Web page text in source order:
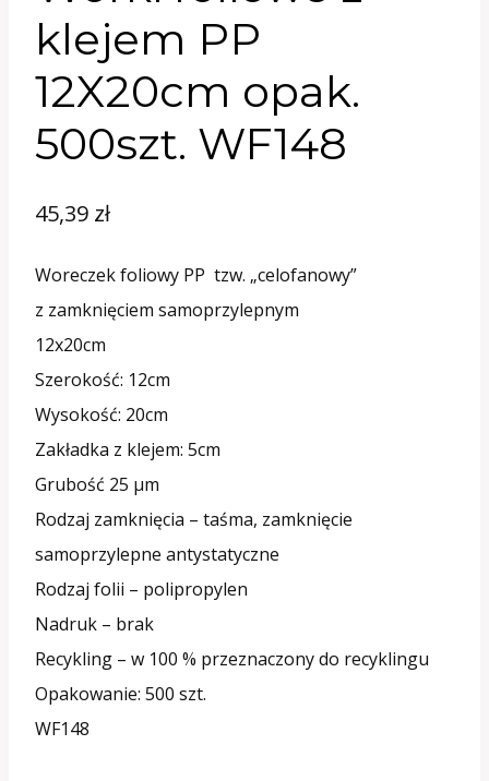
klejem PP
12X20cm opak.
500szt. WF148
45,39 zł
Woreczek foliowy PP tzw. „celofanowy”
z zamknięciem samoprzylepnym
12x20cm
Szerokość: 12cm
Wysokość: 20cm
Zakładka z klejem: 5cm
Grubość 25 μm
Rodzaj zamknięcia – taśma, zamknięcie
samoprzylepne antystatyczne
Rodzaj folii – polipropylen
Nadruk – brak
Recykling – w 100 % przeznaczony do recyklingu
Opakowanie: 500 szt.
WF148